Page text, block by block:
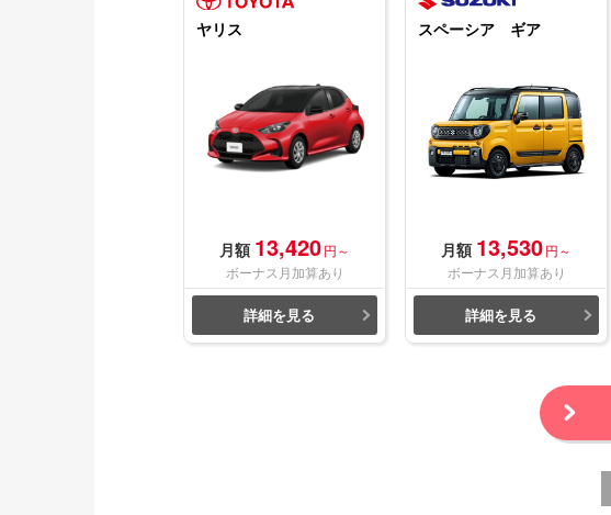
ヤリス
月額 13,420円～
ボーナス月加算あり
詳細を見る
スペーシア ギア
月額 13,530円～
ボーナス月加算あり
詳細を見る